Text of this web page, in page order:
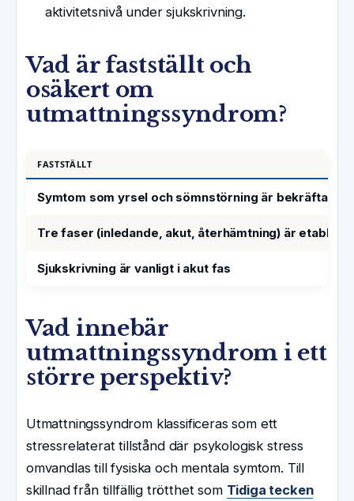
aktivitetsnivå under sjukskrivning.
Vad är fastställt och
osäkert om
utmattningssyndrom?
FASTSTÄLLT
Symtom som yrsel och sömnstörning är bekräftade
Tre faser (inledande, akut, återhämtning) är
Sjukskrivning är vanligt i akut fas
Vad innebär
utmattningssyndrom i ett
större perspektiv?
Utmattningssyndrom klassificeras som ett
stressrelaterat tillstånd där psykologisk stress
omvandlas till fysiska och mentala symtom. Till
skillnad från tillfällig trötthet som Tidiga tecken